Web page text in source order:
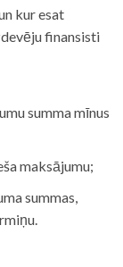
kur esat
finansisti
summa mīnus
maksājumu;
summas,